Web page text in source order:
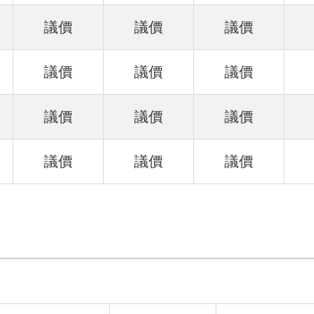
議價 議價 議價
議價 議價 議價
議價 議價 議價
議價 議價 議價